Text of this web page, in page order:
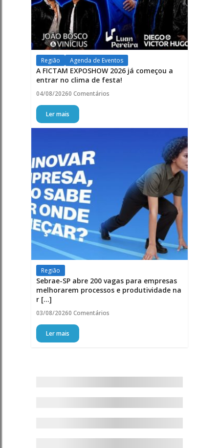
Região Agenda de Eventos
A FICTAM EXPOSHOW 2026 já começou a
entrar no clima de festa!
04/08/20260 Comentários
Ler mais
Região
Sebrae-SP abre 200 vagas para empresas
melhorarem processos e produtividade na
r [...]
03/08/20260 Comentários
Ler mais